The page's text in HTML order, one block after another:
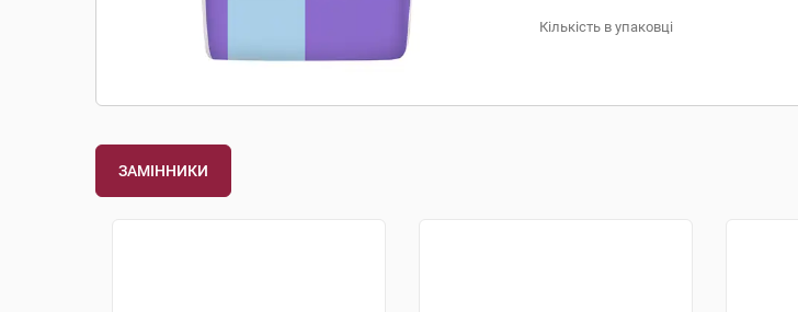
Кількість в упаковці
ЗАМІННИКИ